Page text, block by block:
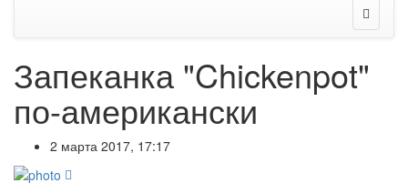
Запеканка "Chickenpot"
по-американски
2 марта 2017, 17:17